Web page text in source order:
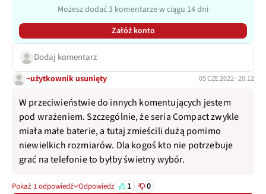
Możesz dodać 3 komentarze w ciągu 14 dni
Załóż konto
Dodaj komentarz
~użytkownik usunięty 05 CZE 2022 · 20:12
W przeciwieństwie do innych komentujących jestem
pod wrażeniem. Szczególnie, że seria Compact zwykle
miała małe baterie, a tutaj zmieścili dużą pomimo
niewielkich rozmiarów. Dla kogoś kto nie potrzebuje
grać na telefonie to byłby świetny wybór.
Pokaż 1 odpowiedź Odpowiedz 1 0